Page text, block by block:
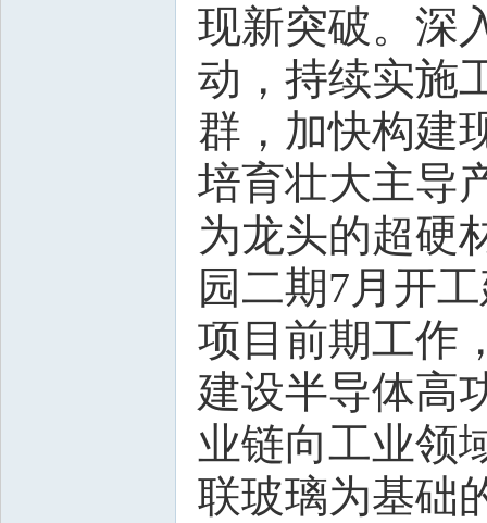
现新突破。深
动，持续实施
群，加快构建
培育壮大主导
为龙头的超硬
园二期7月开
项目前期工作
建设半导体高
业链向工业领
联玻璃为基础